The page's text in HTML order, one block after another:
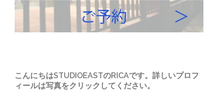
こんにちはSTUDIOEASTのRICAです。詳しいプロフ
ィールは写真をクリックしてください。